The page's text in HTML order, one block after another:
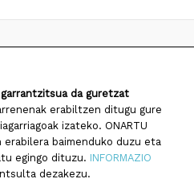
TaPuntu
da guretzat
erabiltzen ditugu gure
izateko. ONARTU
baimenduko duzu eta
egingo dituzu. INFORMAZIO
dezakezu.